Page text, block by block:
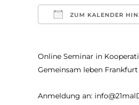
ZUM KALENDER
Online Seminar in
Gemeinsam leben Frankfurt
Anmeldung an: